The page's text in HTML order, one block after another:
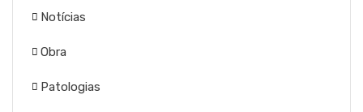
Notícias
Obra
Patologias